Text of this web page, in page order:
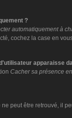
?
automatiquement à
cochez la case en
apparaisse
Cacher sa présence
peut être retrouvé, il